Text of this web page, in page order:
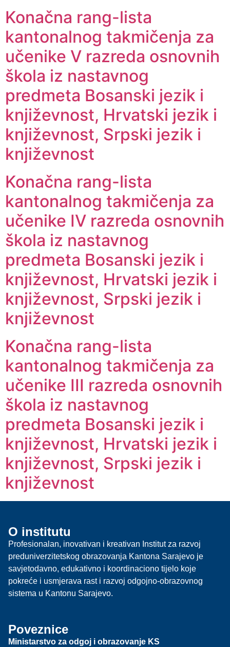
Konačna rang-lista
kantonalnog takmičenja za
učenike V razreda osnovnih
škola iz nastavnog
predmeta Bosanski jezik i
književnost, Hrvatski jezik i
književnost, Srpski jezik i
književnost
Konačna rang-lista
kantonalnog takmičenja za
učenike IV razreda osnovnih
škola iz nastavnog
predmeta Bosanski jezik i
književnost, Hrvatski jezik i
književnost, Srpski jezik i
književnost
Konačna rang-lista
kantonalnog takmičenja za
učenike III razreda osnovnih
škola iz nastavnog
predmeta Bosanski jezik i
književnost, Hrvatski jezik i
književnost, Srpski jezik i
književnost
O institutu
Profesionalan, inovativan i kreativan Institut za razvoj
preduniverzitetskog obrazovanja Kantona Sarajevo je
savjetodavno, edukativno i koordinaciono tijelo koje
pokreće i usmjerava rast i razvoj odgojno-obrazovnog
sistema u Kantonu Sarajevo.
Poveznice
Ministarstvo za odgoj i obrazovanje KS